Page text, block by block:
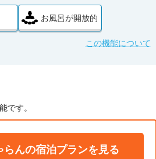
お風呂が開放的
この機能について
です。
らんの宿泊プランを見る